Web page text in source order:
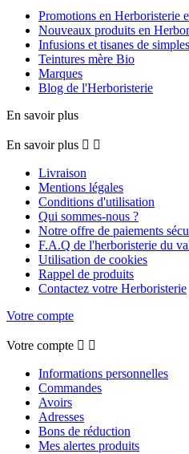
Promotions en Herboristerie
Nouveaux produits en
Infusions et tisanes de simples
Teintures mère Bio
Marques
Blog de l'Herboristerie
En savoir plus
En savoir plus  
Livraison
Mentions légales
Conditions d'utilisation
Qui sommes-nous ?
Notre offre de paiements
F.A.Q de l'herboristerie du
Utilisation de cookies
Rappel de produits
Contactez votre Herboristerie
Votre compte
Votre compte  
Informations personnelles
Commandes
Avoirs
Adresses
Bons de réduction
Mes alertes produits